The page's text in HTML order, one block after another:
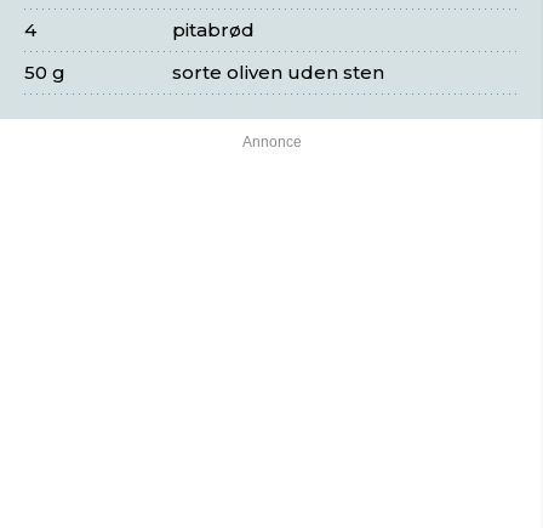
pitabrød
4
sorte oliven uden sten
50 g